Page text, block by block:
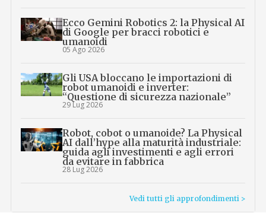
Ecco Gemini Robotics 2: la Physical AI
di Google per bracci robotici e
umanoidi
05 Ago 2026
Gli USA bloccano le importazioni di
robot umanoidi e inverter:
“Questione di sicurezza nazionale”
29 Lug 2026
Robot, cobot o umanoide? La Physical
AI dall’hype alla maturità industriale:
guida agli investimenti e agli errori
da evitare in fabbrica
28 Lug 2026
Vedi tutti gli approfondimenti >